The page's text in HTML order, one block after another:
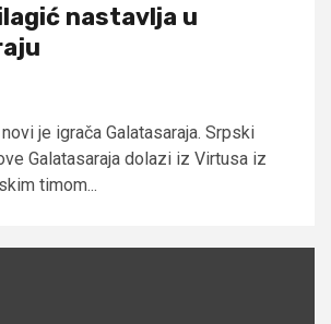
nastavlja u
je igrača Galatasaraja. Srpski
Galatasaraja dolazi iz Virtusa iz
timom...